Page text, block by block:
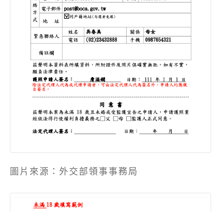
圖片來源：外交部領事事務局